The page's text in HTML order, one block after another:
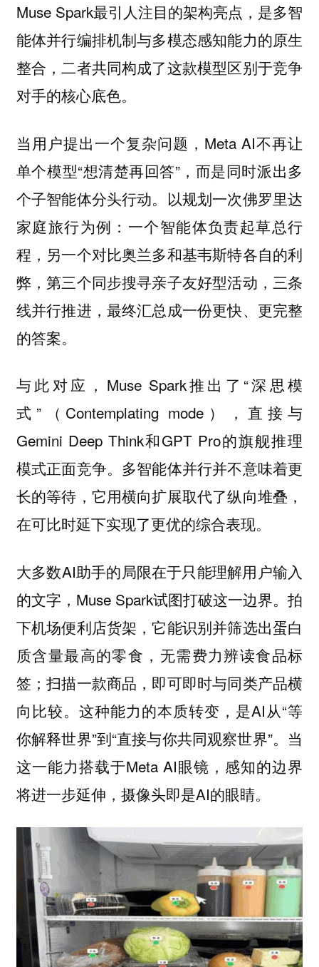
Muse Spark最引人注目的架构亮点，是多智
能体并行编排机制与多模态感知能力的原生
整合，二者共同构成了这款模型区别于竞争
对手的核心底色。
当用户提出一个复杂问题，Meta AI不再让
单个模型“想清楚再回答”，而是同时派出多
个子智能体分头行动。以规划一次佛罗里达
家庭旅行为例：一个智能体负责起草总行
程，另一个对比奥兰多和基韦斯特各自的利
弊，第三个同步搜寻亲子友好型活动，三条
线并行推进，最终汇总成一份更快、更完整
的答案。
与此对应，Muse Spark推出了“深思模
式”（Contemplating mode），直接与
Gemini Deep Think和GPT Pro的旗舰推理
模式正面竞争。多智能体并行并不意味着更
长的等待，它用横向扩展取代了纵向堆叠，
在可比时延下实现了更优的综合表现。
大多数AI助手的局限在于只能理解用户输入
的文字，Muse Spark试图打破这一边界。拍
下机场便利店货架，它能识别并筛选出蛋白
质含量最高的零食，无需费力辨读食品标
签；扫描一款商品，即可即时与同类产品横
向比较。这种能力的本质转变，是AI从“等
你解释世界”到“直接与你共同观察世界”。当
这一能力搭载于Meta AI眼镜，感知的边界
将进一步延伸，摄像头即是AI的眼睛。